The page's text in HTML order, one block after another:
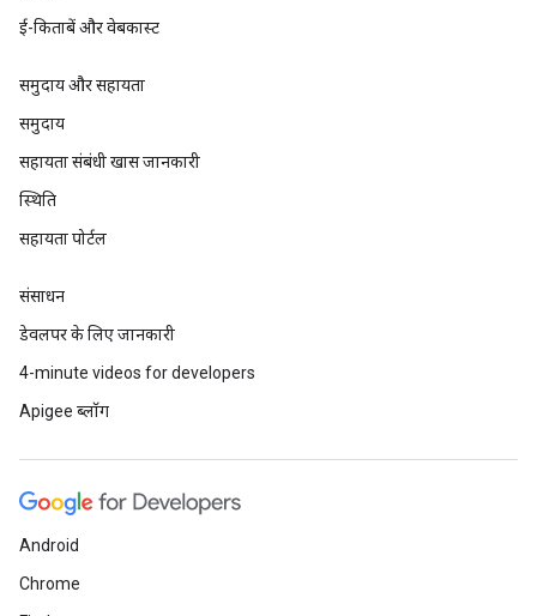
ई-किताबें और वेबकास्ट
समुदाय और सहायता
समुदाय
सहायता संबंधी खास जानकारी
स्थिति
सहायता पोर्टल
संसाधन
डेवलपर के लिए जानकारी
4-minute videos for developers
Apigee ब्लॉग
Android
Chrome